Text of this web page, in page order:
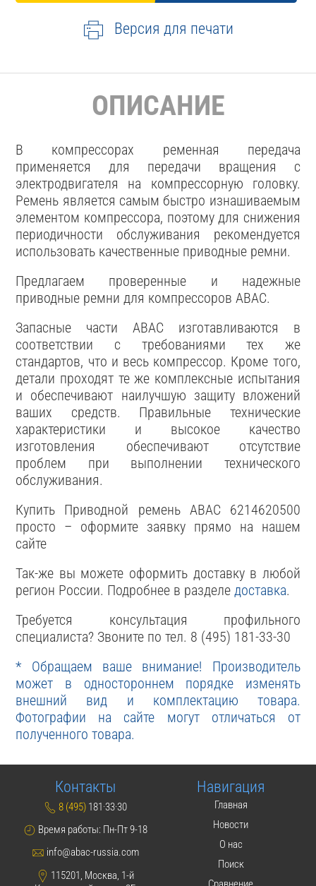
Версия для печати
ОПИСАНИЕ
В компрессорах ременная передача
применяется для передачи вращения с
электродвигателя на компрессорную головку.
Ремень является самым быстро изнашиваемым
элементом компрессора, поэтому для снижения
периодичности обслуживания рекомендуется
использовать качественные приводные ремни.
Предлагаем проверенные и надежные
приводные ремни для компрессоров ABAC.
Запасные части ABAC изготавливаются в
соответствии с требованиями тех же
стандартов, что и весь компрессор. Кроме того,
детали проходят те же комплексные испытания
и обеспечивают наилучшую защиту вложений
ваших средств. Правильные технические
характеристики и высокое качество
изготовления обеспечивают отсутствие
проблем при выполнении технического
обслуживания.
Купить Приводной ремень ABAC 6214620500
просто – оформите заявку прямо на нашем
сайте
Так-же вы можете оформить доставку в любой
регион России. Подробнее в разделе доставка.
Требуется консультация профильного
специалиста? Звоните по тел. 8 (495) 181-33-30
* Обращаем ваше внимание! Производитель
может в одностороннем порядке изменять
внешний вид и комплектацию товара.
Фотографии на сайте могут отличаться от
полученного товара.
Контакты
8 (495) 181·33·30
Время работы: Пн-Пт 9-18
info@abac-russia.com
115201, Москва, 1-й
Навигация
Главная
Новости
О нас
Поиск